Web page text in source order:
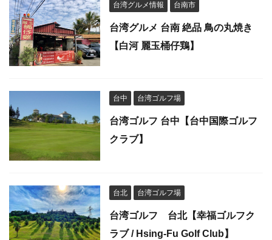
台湾グルメ情報 台南市
台湾グルメ 台南 絶品 鳥の丸焼き
【白河 麗玉桶仔鶏】
台中 台湾ゴルフ場
台湾ゴルフ 台中【台中国際ゴルフ
クラブ】
台北 台湾ゴルフ場
台湾ゴルフ 台北【幸福ゴルフク
ラブ / Hsing-Fu Golf Club】